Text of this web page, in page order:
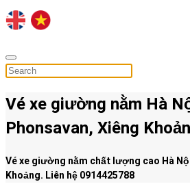
Vé xe giường nằm Hà
Phonsavan, Xiêng
Vé xe giường nằm chất lượng cao Hà
Khoảng. Liên hệ 0914425788